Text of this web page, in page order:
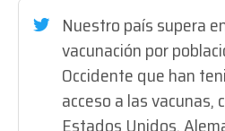
Nuestro país supera
vacunación por
Occidente que han
acceso a las vacunas,